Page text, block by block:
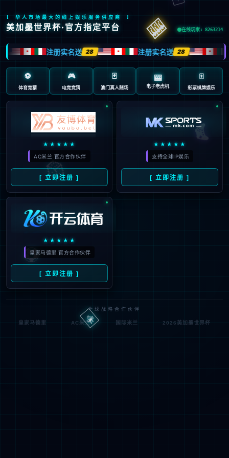
页面错误！请稍后再试～
V5.0.9 { 十年磨一剑-为API开发设计的高性能框架 }